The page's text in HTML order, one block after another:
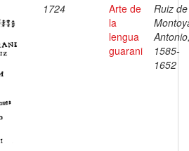
1724
Arte de
la
lengua
guarani
Ruiz de
1585-
1652